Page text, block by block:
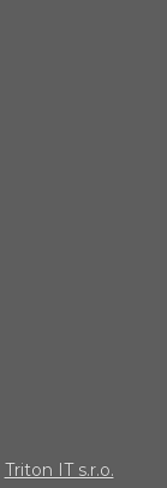
Triton IT s.r.o.